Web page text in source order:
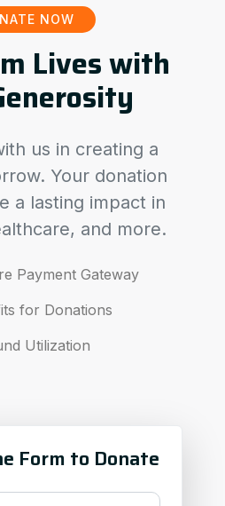
NOW
Lives with
us in creating a
Your donation
a lasting impact in
and more.
Payment Gateway
for Donations
Utilization
Form to Donate